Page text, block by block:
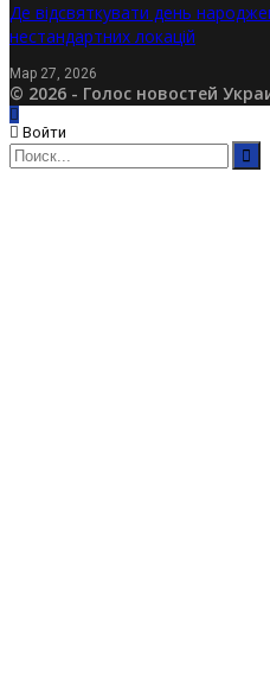
Де відсвяткувати день
нестандартних локацій
Мар 27, 2026
© 2026 - Голос новостей
Войти